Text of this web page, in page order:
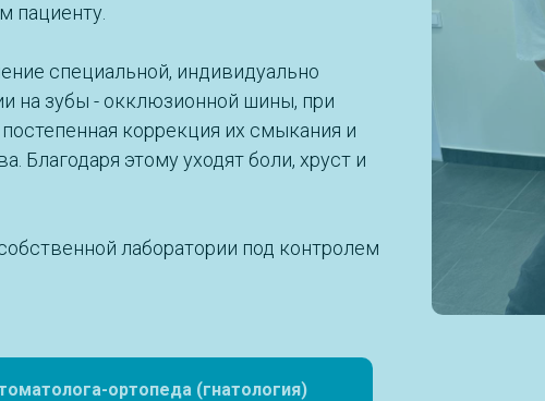
пациенту.
специальной, индивидуально
на зубы - окклюзионной шины, при
коррекция их смыкания и
Благодаря этому уходят боли, хруст и
лаборатории под контролем
ортопеда (гнатология)